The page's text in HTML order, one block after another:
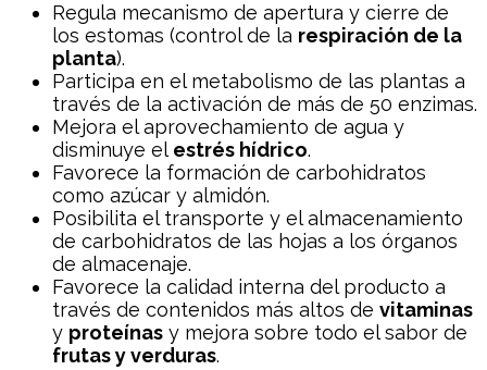
Regula mecanismo de apertura y cierre de
los estomas (control de la respiración de la
planta).
Participa en el metabolismo de las plantas a
través de la activación de más de 50 enzimas.
Mejora el aprovechamiento de agua y
disminuye elestrés hídrico.
Favorece la formación de carbohidratos
como azúcar y almidón.
Posibilita el transporte y el almacenamiento
de carbohidratos de las hojas a los órganos
de almacenaje.
Favorece la calidad interna del producto a
través de contenidos más altos de vitaminas
y proteínas y mejora sobre todo el sabor de
frutas y verduras.